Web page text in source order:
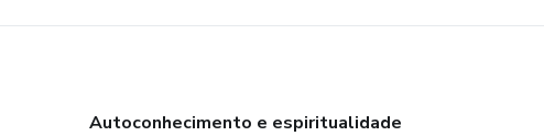
Autoconhecimento e espiritualidade